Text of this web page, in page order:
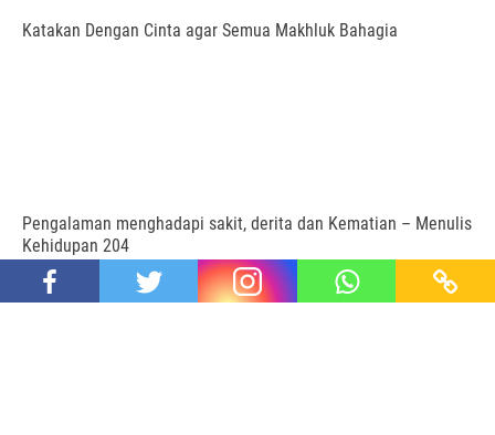
Katakan Dengan Cinta agar Semua Makhluk Bahagia
Pengalaman menghadapi sakit, derita dan Kematian – Menulis
Kehidupan 204